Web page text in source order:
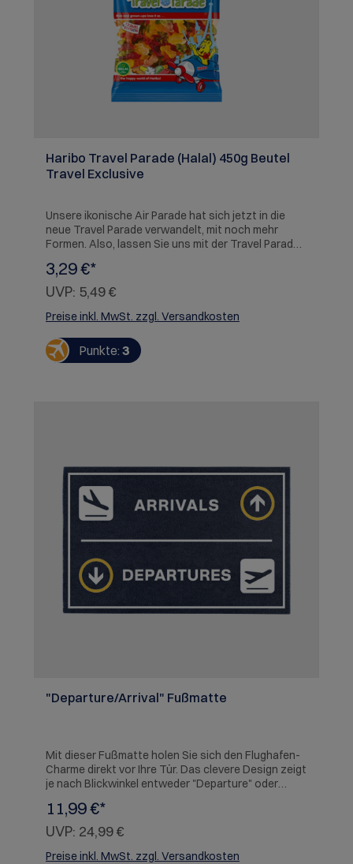
Haribo Travel Parade (Halal) 450g Beutel
Travel Exclusive
Unsere ikonische Air Parade hat sich jetzt in die
neue Travel Parade verwandelt, mit noch mehr
Formen. Also, lassen Sie uns mit der Travel Parade
Motorrad, Wohnwagen... und natürlich das geliebte
Flugzeug. Hergestellt aus köstlichen Fruchtaromen,
findet jeder Reiseliebhaber genau das Richtige.
Kleine bunte Fruchtgummis in sechs köstlichen
Apfel, Himbeere, Heidelbeere. Und halal! ALLERGENE:
Kann glutenhaltige Cerealien und ihre Derivate,
3,29 €*
UVP: 5,49 €
Preise inkl. MwSt. zzgl. Versandkosten
Punkte: 3
"Departure/Arrival" Fußmatte
Mit dieser Fußmatte holen Sie sich den Flughafen-
Charme direkt vor Ihre Tür. Das clevere Design zeigt
je nach Blickwinkel entweder "Departure" oder
betreten oder verlassen. Hergestellt aus
strapazierfähigem Material ist sie nicht nur ein
Blickfang, sondern auch äußerst funktional. Bringen
Sie mit diesem Türvorleger einen Hauch von
11,99 €*
UVP: 24,99 €
Preise inkl. MwSt. zzgl. Versandkosten